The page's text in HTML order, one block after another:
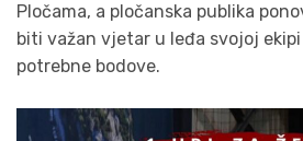
Pločama, a pločanska publika
biti važan vjetar u leđa svojoj
potrebne bodove.